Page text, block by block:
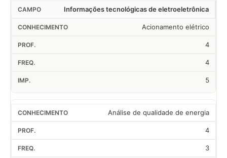
Informações tecnológicas de eletroeletrônica
Acionamento elétrico
4
4
5
Análise de qualidade de energia
4
3